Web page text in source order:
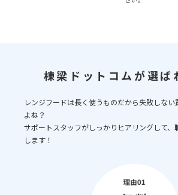
棟梁ドットコムが選ば
レンジフードは長く使うものだから失敗しな
よね？
サポートスタッフがしっかりヒアリングして、
します！